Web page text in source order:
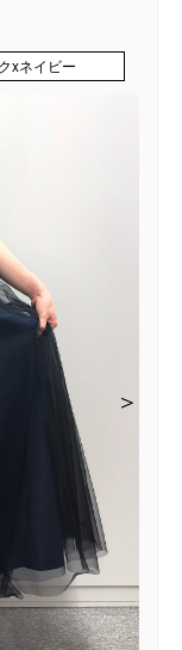
xネイビー
＞
＞
＞
＞
＞